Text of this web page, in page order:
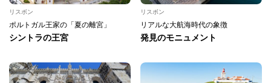
リスボン
ポルトガル王家の「夏の離宮」
シントラの王宮
リスボン
リアルな大航海時代の象徴
発見のモニュメント